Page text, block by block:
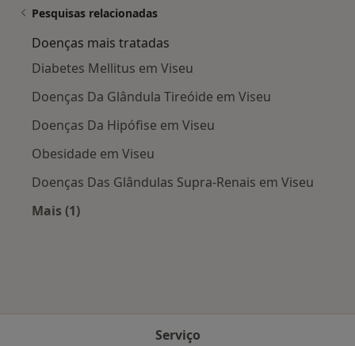
Pesquisas relacionadas
Doenças mais tratadas
Diabetes Mellitus em Viseu
Doenças Da Glândula Tireóide em Viseu
Doenças Da Hipófise em Viseu
Obesidade em Viseu
Doenças Das Glândulas Supra-Renais em Viseu
Mais (1)
Serviço